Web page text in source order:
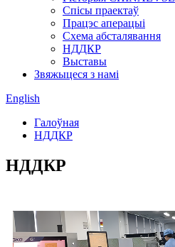
Спісы праектаў
Працэс аперацыі
Схема абсталявання
НДДКР
Выставы
Звяжыцеся з намі
English
Галоўная
НДДКР
НДДКР